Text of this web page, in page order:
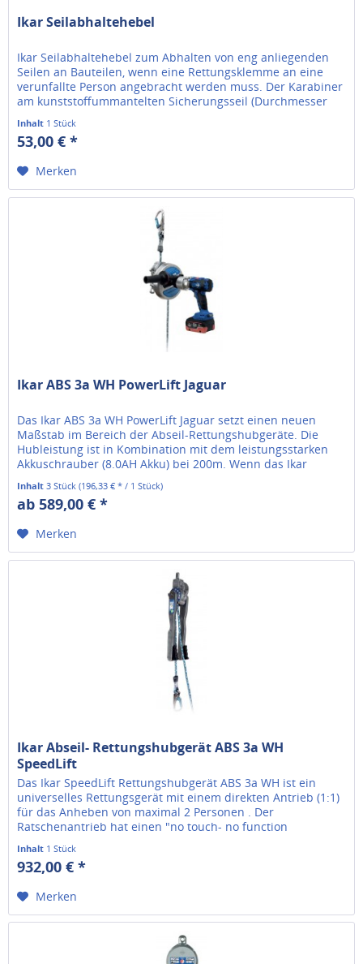
Ikar Seilabhaltehebel
Ikar Seilabhaltehebel zum Abhalten von eng anliegenden
Seilen an Bauteilen, wenn eine Rettungsklemme an eine
verunfallte Person angebracht werden muss. Der Karabiner
am kunststoffummantelten Sicherungsseil (Durchmesser
3mm mit 1,5m...
Inhalt 1 Stück
53,00 € *
Merken
Ikar ABS 3a WH PowerLift Jaguar
Das Ikar ABS 3a WH PowerLift Jaguar setzt einen neuen
Maßstab im Bereich der Abseil-Rettungshubgeräte. Die
Hubleistung ist in Kombination mit dem leistungsstarken
Akkuschrauber (8.0AH Akku) bei 200m. Wenn das Ikar
Abseil-Rettungsgerät...
Inhalt3 Stück(196,33 € * / 1 Stück)
ab 589,00 € *
Merken
Ikar Abseil- Rettungshubgerät ABS 3a WH
SpeedLift
Das Ikar SpeedLift Rettungshubgerät ABS 3a WH ist ein
universelles Rettungsgerät mit einem direkten Antrieb (1:1)
für das Anheben von maximal 2 Personen . Der
Ratschenantrieb hat einen "no touch- no function
Inhalt 1 Stück
932,00 € *
Merken